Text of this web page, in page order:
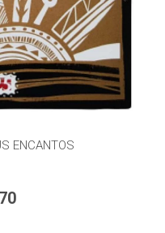
ENCANTOS